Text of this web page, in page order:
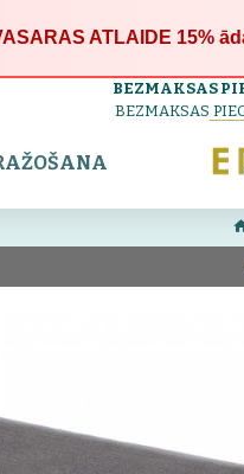
ATLAIDE 15%
BEZMAKSAS
BEZMAKSAS